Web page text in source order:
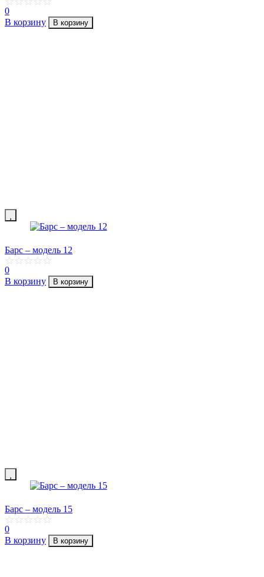
0
В корзину
В корзину
Барс – модель 12
0
В корзину
В корзину
Барс – модель 15
0
В корзину
В корзину